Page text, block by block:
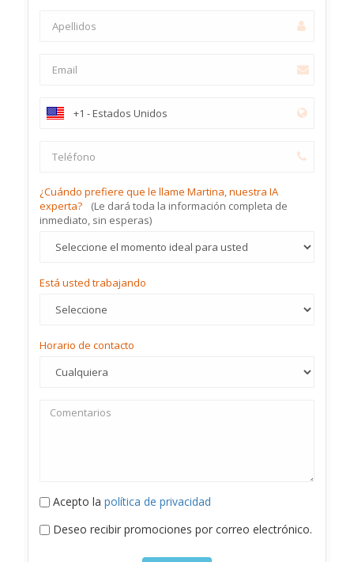
¿Cuándo prefiere que le llame Martina, nuestra IA
experta?
(Le dará toda la información completa de
inmediato, sin esperas)
Está usted trabajando
Horario de contacto
Acepto la política de privacidad
Deseo recibir promociones por correo electrónico.